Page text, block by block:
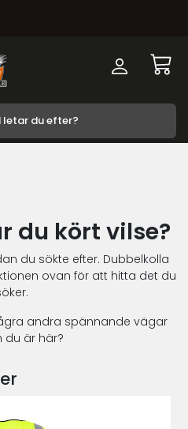
du kört vilse?
du sökte efter. Dubbelkolla
ovan för att hitta det du
andra spännande vägar
du är här?